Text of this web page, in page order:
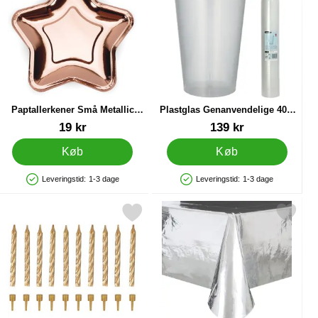
Paptallerkener Små Metallic
Rosaguld Stjerne
19 kr
Køb
Produkttilgængelighed: På lager
Leveringstid: 1-3 dage
Plastglas Genanvendelige 40cl
50-pak
Varenr 45339139 kr
Køb
Produkttilgængelighed: På lager
Leveringstid: 1-3 dage
Markér kagelys Spiral Guld som favoritMarkér sølv Dug Metallic